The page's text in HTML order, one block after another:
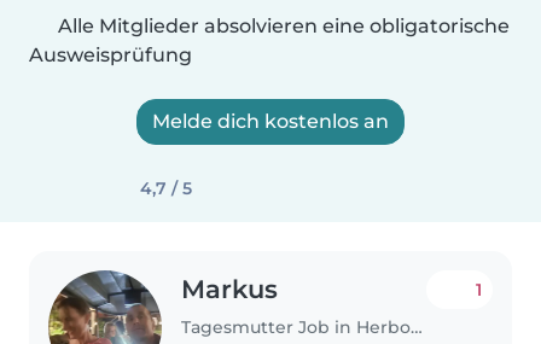
Alle Mitglieder absolvieren eine obligatorische
Ausweisprüfung
Melde dich kostenlos an
4,7 / 5
Markus
Tagesmutter Job in Herborn
1